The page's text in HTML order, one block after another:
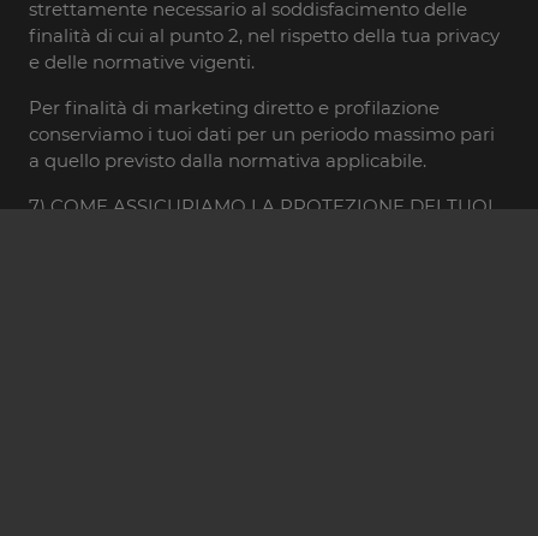
strettamente necessario al soddisfacimento delle
finalità di cui al punto 2, nel rispetto della tua privacy
e delle normative vigenti.
Per finalità di marketing diretto e profilazione
conserviamo i tuoi dati per un periodo massimo pari
a quello previsto dalla normativa applicabile.
7) COME ASSICURIAMO LA PROTEZIONE DEI TUOI